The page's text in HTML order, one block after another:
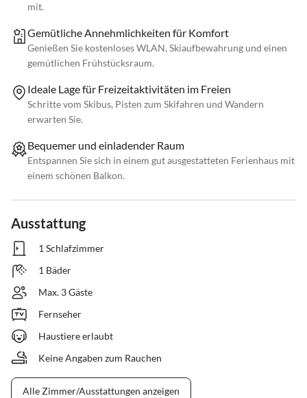
mit.
Gemütliche Annehmlichkeiten für Komfort
Genießen Sie kostenloses WLAN, Skiaufbewahrung und einen
gemütlichen Frühstücksraum.
Ideale Lage für Freizeitaktivitäten im Freien
Schritte vom Skibus, Pisten zum Skifahren und Wandern
erwarten Sie.
Bequemer und einladender Raum
Entspannen Sie sich in einem gut ausgestatteten Ferienhaus mit
einem schönen Balkon.
Ausstattung
1 Schlafzimmer
1 Bäder
Max. 3 Gäste
Fernseher
Haustiere erlaubt
Keine Angaben zum Rauchen
Alle Zimmer/Ausstattungen anzeigen